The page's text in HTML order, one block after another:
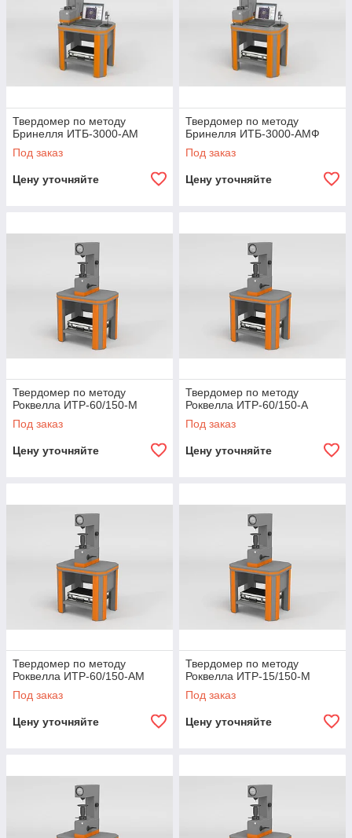
Твердомер по методу
Бринелля ИТБ-3000-АМ
Под заказ
Цену уточняйте
Твердомер по методу
Бринелля ИТБ-3000-АМФ
Под заказ
Цену уточняйте
Твердомер по методу
Роквелла ИТР-60/150-М
Под заказ
Цену уточняйте
Твердомер по методу
Роквелла ИТР-60/150-А
Под заказ
Цену уточняйте
Твердомер по методу
Роквелла ИТР-60/150-АМ
Под заказ
Цену уточняйте
Твердомер по методу
Роквелла ИТР-15/150-М
Под заказ
Цену уточняйте